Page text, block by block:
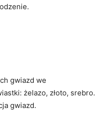
gwiazd we
żelazo, złoto, srebro.
gwiazd.